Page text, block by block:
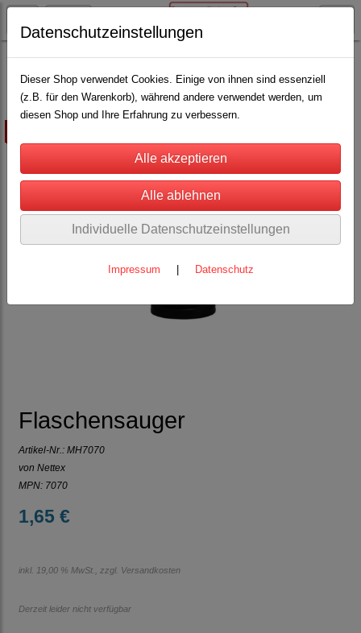
Schäfereibedarf Lämmeraufzucht(35)
Flaschensauger
Artikel-Nr.: MH7070
von Nettex
MPN: 7070
1,65 €
inkl. 19,00 % MwSt., zzgl. Versandkosten
Derzeit leider nicht verfügbar
Datenschutzeinstellungen
Dieser Shop verwendet Cookies. Einige von ihnen sind essenziell
(z.B. für den Warenkorb), während andere verwendet werden, um
diesen Shop und Ihre Erfahrung zu verbessern.
Individuelle Datenschutzeinstellungen
Impressum Datenschutz